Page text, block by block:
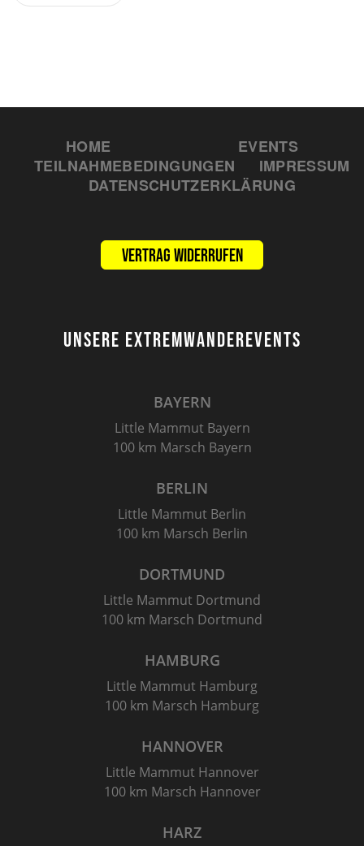
HOME
EVENTS
TEILNAHMEBEDINGUNGEN
IMPRESSUM
DATENSCHUTZERKLÄRUNG
Vertrag widerrufen
UNSERE EXTREMWANDEREVENTS
BAYERN
Little Mammut Bayern
100 km Marsch Bayern
BERLIN
Little Mammut Berlin
100 km Marsch Berlin
DORTMUND
Little Mammut Dortmund
100 km Marsch Dortmund
HAMBURG
Little Mammut Hamburg
100 km Marsch Hamburg
HANNOVER
Little Mammut Hannover
100 km Marsch Hannover
HARZ